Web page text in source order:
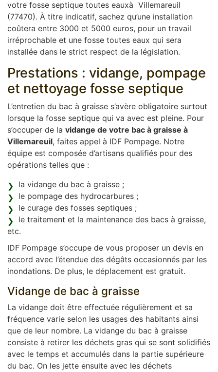
votre fosse septique toutes eauxà Villemareuil
(77470). À titre indicatif, sachez qu’une installation
coûtera entre 3000 et 5000 euros, pour un travail
irréprochable et une fosse toutes eaux qui sera
installée dans le strict respect de la législation.
Prestations : vidange, pompage
et nettoyage fosse septique
L’entretien du bac à graisse s’avère obligatoire surtout
lorsque la fosse septique qui va avec est pleine. Pour
s’occuper de la vidange de votre bac à graisse à
Villemareuil, faites appel à IDF Pompage. Notre
équipe est composée d’artisans qualifiés pour des
opérations telles que :
la vidange du bac à graisse ;
le pompage des hydrocarbures ;
le curage des fosses septiques ;
le traitement et la maintenance des bacs à graisse,
etc.
IDF Pompage s’occupe de vous proposer un devis en
accord avec l’étendue des dégâts occasionnés par les
inondations. De plus, le déplacement est gratuit.
Vidange de bac à graisse
La vidange doit être effectuée régulièrement et sa
fréquence varie selon les usages des habitants ainsi
que de leur nombre. La vidange du bac à graisse
consiste à retirer les déchets gras qui se sont solidifiés
avec le temps et accumulés dans la partie supérieure
du bac. On les jette ensuite avec les déchets